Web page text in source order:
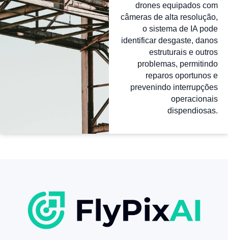
drones equipados com
câmeras de alta resolução,
o sistema de IA pode
identificar desgaste, danos
estruturais e outros
problemas, permitindo
reparos oportunos e
prevenindo interrupções
operacionais
dispendiosas.